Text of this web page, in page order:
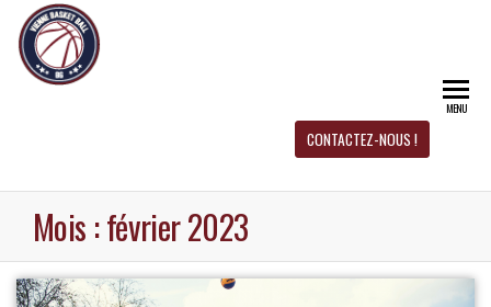
du CD
Basket-
CONTACTEZ-NOUS !
MENU
Mois :février 2023